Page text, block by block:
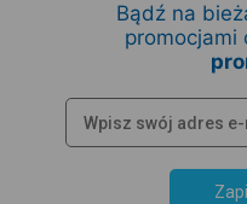
Bądź na
promocjami